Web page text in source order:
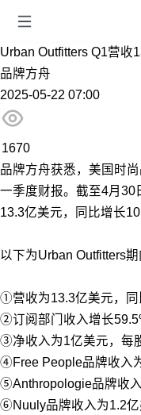
Urban Outfitters Q1营收
品牌方舟
2025-05-22 07:00
1670
品牌方舟获悉，美国时
一季度财报。截至4月30
13.3亿美元，同比增长
以下为Urban Outfitters期
①营收为13.3亿美元，同
②订阅部门收入增长
③净收入为1亿美元，每
④Free People品牌收入
⑤Anthropologie品牌收
⑥Nuuly品牌收入为1.2亿